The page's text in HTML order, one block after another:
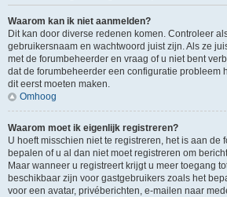
Waarom kan ik niet aanmelden?
Dit kan door diverse redenen komen. Controleer
gebruikersnaam en wachtwoord juist zijn. Als ze
met de forumbeheerder en vraag of u niet bent
dat de forumbeheerder een configuratie probleem
dit eerst moeten maken.
Omhoog
Waarom moet ik eigenlijk registreren?
U hoeft misschien niet te registreren, het is aan de
bepalen of u al dan niet moet registreren om
Maar wanneer u registreert krijgt u meer toegang
beschikbaar zijn voor gastgebruikers zoals het
voor een avatar, privéberichten, e-mailen naar